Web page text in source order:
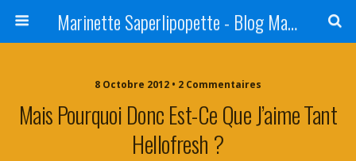
Marinette Saperlipopette - Blog Maman Angers Lifestyle - Ex Expat Montréal
8 Octobre 2012 • 2 Commentaires
Mais Pourquoi Donc Est-Ce Que J’aime Tant
Hellofresh ?